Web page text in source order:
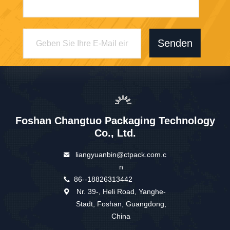
Senden
Foshan Changtuo Packaging Technology
Co., Ltd.
liangyuanbin@ctpack.com.c
n
86--18826313442
Nr. 39-, Heli Road, Yanghe-
Stadt, Foshan, Guangdong,
China